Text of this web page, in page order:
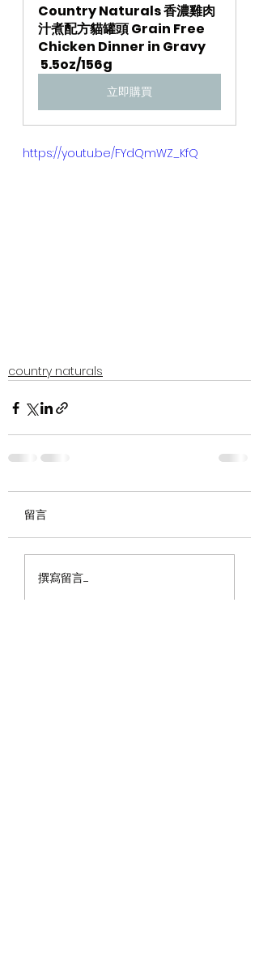
Country Naturals 香濃雞肉
汁煮配方貓罐頭 Grain Free
Chicken Dinner in Gravy
5.5oz/156g
立即購買
https://youtu.be/FYdQmWZ_KfQ
country naturals
留言
撰寫留言......